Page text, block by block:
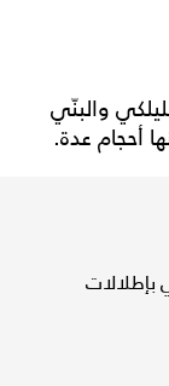
والبنّي
أحجام عدة.
بإطلالات